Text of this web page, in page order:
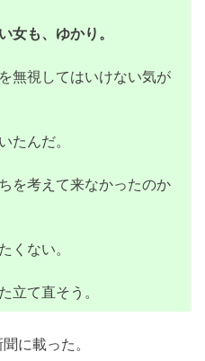
女も、ゆかり。
無視してはいけない気が
たんだ。
を考えて来なかったのか
くない。
立て直そう。
に載った。